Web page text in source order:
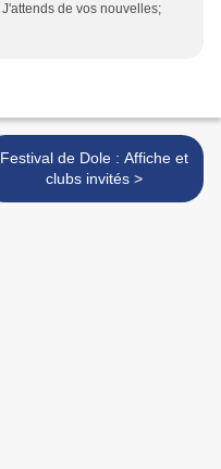
de vos nouvelles;
Festival de Dole : Affiche et
clubs invités >